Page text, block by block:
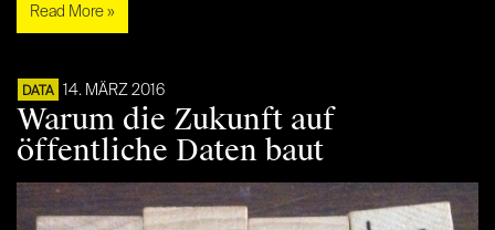
Read More »
DATA 14. MÄRZ 2016
Warum die Zukunft auf
öffentliche Daten baut